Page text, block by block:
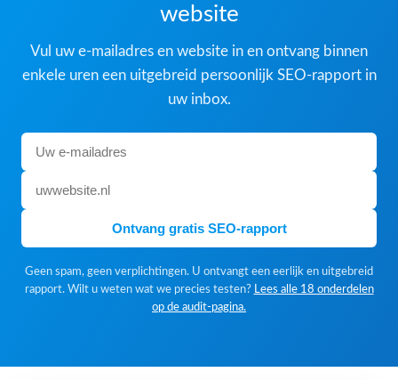
website
Vul uw e-mailadres en website in en ontvang binnen
enkele uren een uitgebreid persoonlijk SEO-rapport in
uw inbox.
Ontvang gratis SEO-rapport
Geen spam, geen verplichtingen. U ontvangt een eerlijk en uitgebreid
rapport. Wilt u weten wat we precies testen? Lees alle 18 onderdelen
op de audit-pagina.